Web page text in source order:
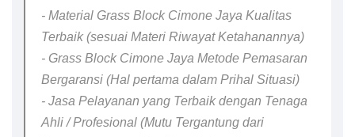
- Material Grass Block Cimone Jaya Kualitas
Terbaik (sesuai Materi Riwayat Ketahanannya)
- Grass Block Cimone Jaya Metode Pemasaran
Bergaransi (Hal pertama dalam Prihal Situasi)
- Jasa Pelayanan yang Terbaik dengan Tenaga
Ahli / Profesional (Mutu Tergantung dari